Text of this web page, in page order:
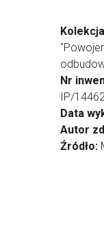
Nr
IP/
Data
Autor
Źródło: